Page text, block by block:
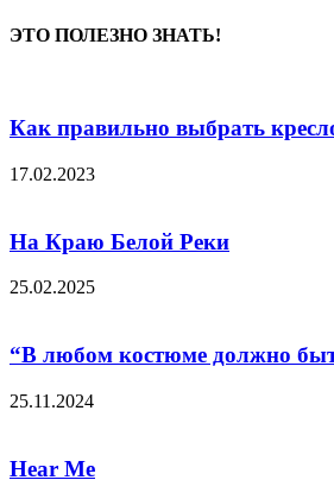
ЭТО ПОЛЕЗНО ЗНАТЬ!
Как правильно выбрать
17.02.2023
На Краю Белой Реки
25.02.2025
“В любом костюме должно
25.11.2024
Hear Me